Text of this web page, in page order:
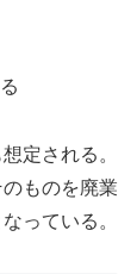
定される。
ものを廃業
っている。